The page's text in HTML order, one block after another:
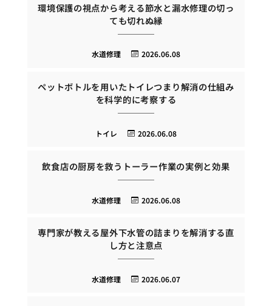
環境保護の視点から考える節水と漏水修理の切っ
ても切れぬ縁
2026.06.08
水道修理
ペットボトルを用いたトイレつまり解消の仕組み
を科学的に考察する
2026.06.08
トイレ
飲食店の厨房を救うトーラー作業の実例と効果
2026.06.08
水道修理
専門家が教える屋外下水管の詰まりを解消する直
し方と注意点
2026.06.07
水道修理